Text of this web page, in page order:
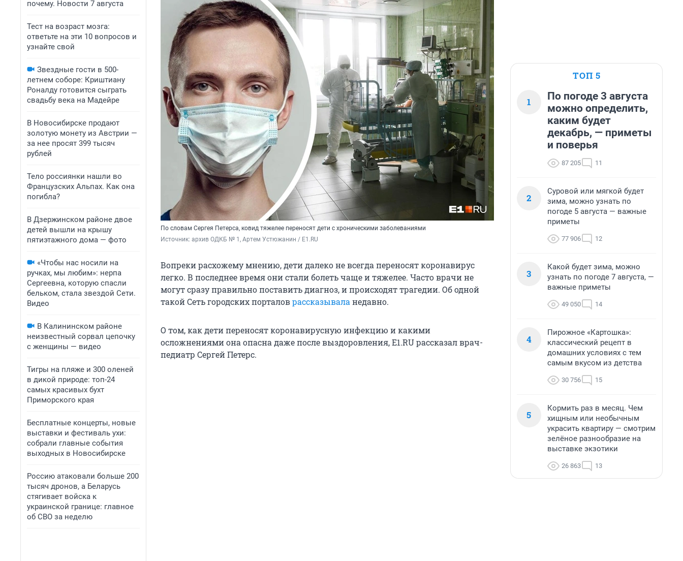
почему. Новости 7 августа
Тест на возраст мозга:
ответьте на эти 10 вопросов и
узнайте свой
Звездные гости в 500-
летнем соборе: Криштиану
Роналду готовится сыграть
свадьбу века на Мадейре
В Новосибирске продают
золотую монету из Австрии —
за нее просят 399 тысяч
рублей
Тело россиянки нашли во
Французских Альпах. Как она
погибла?
В Дзержинском районе двое
детей вышли на крышу
пятиэтажного дома — фото
«Чтобы нас носили на
ручках, мы любим»: нерпа
Сергеевна, которую спасли
бельком, стала звездой Сети.
Видео
В Калининском районе
неизвестный сорвал цепочку
с женщины — видео
Тигры на пляже и 300 оленей
в дикой природе: топ-24
самых красивых бухт
Приморского края
Бесплатные концерты, новые
выставки и фестиваль ухи:
собрали главные события
выходных в Новосибирске
Россию атаковали больше 200
тысяч дронов, а Беларусь
стягивает войска к
украинской границе: главное
об СВО за неделю
По словам Сергея Петерса, ковид тяжелее переносят дети с хроническими заболеваниями
Источник: архив ОДКБ № 1, Артем Устюжанин / Е1.RU
Вопреки расхожему мнению, дети далеко не всегда переносят коронавирус
легко. В последнее время они стали болеть чаще и тяжелее. Часто врачи не
могут сразу правильно поставить диагноз, и происходят трагедии. Об одной
такой Сеть городских порталоврассказывала недавно.
О том, как дети переносят коронавирусную инфекцию и какими
осложнениями она опасна даже после выздоровления, Е1.RU рассказал врач-
педиатр Сергей Петерс.
ТОП 5
1
По погоде 3 августа
можно определить,
каким будет
декабрь, — приметы
и поверья
87 205 11
2
Суровой или мягкой будет
зима, можно узнать по
погоде 5 августа — важные
приметы
77 906 12
3
Какой будет зима, можно
узнать по погоде 7 августа, —
важные приметы
49 050 14
4
Пирожное «Картошка»:
классический рецепт в
домашних условиях с тем
самым вкусом из детства
30 756 15
5
Кормить раз в месяц. Чем
хищным или необычным
украсить квартиру — смотрим
зелёное разнообразие на
выставке экзотики
26 863 13